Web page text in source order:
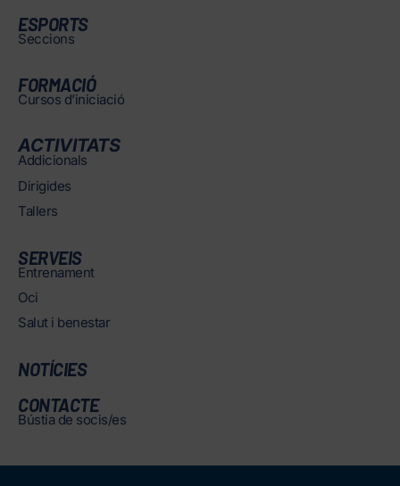
ESPORTS
Seccions
FORMACIÓ
Cursos d’iniciació
ACTIVITATS
Addicionals
Dirigides
Tallers
SERVEIS
Entrenament
Oci
Salut i benestar
NOTÍCIES
CONTACTE
Bústia de socis/es